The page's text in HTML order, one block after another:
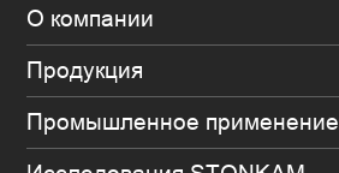
О компании
Продукция
Промышленное применение